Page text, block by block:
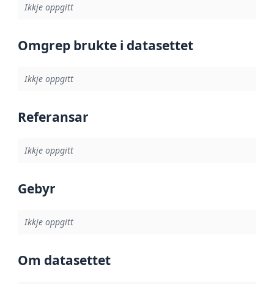
Ikkje oppgitt
Omgrep brukte i datasettet
Ikkje oppgitt
Referansar
Ikkje oppgitt
Gebyr
Ikkje oppgitt
Om datasettet